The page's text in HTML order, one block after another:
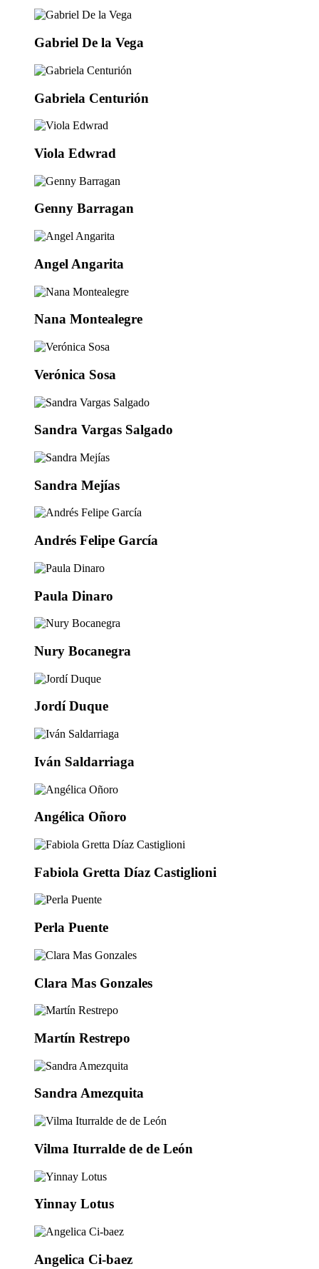
Gabriel De la Vega
Gabriela Centurión
Viola Edwrad
Genny Barragan
Angel Angarita
Nana Montealegre
Verónica Sosa
Sandra Vargas Salgado
Sandra Mejías
Andrés Felipe García
Paula Dinaro
Nury Bocanegra
Jordí Duque
Iván Saldarriaga
Angélica Oñoro
Fabiola Gretta Díaz Castiglioni
Perla Puente
Clara Mas Gonzales
Martín Restrepo
Sandra Amezquita
Vilma Iturralde de de León
Yinnay Lotus
Angelica Ci-baez